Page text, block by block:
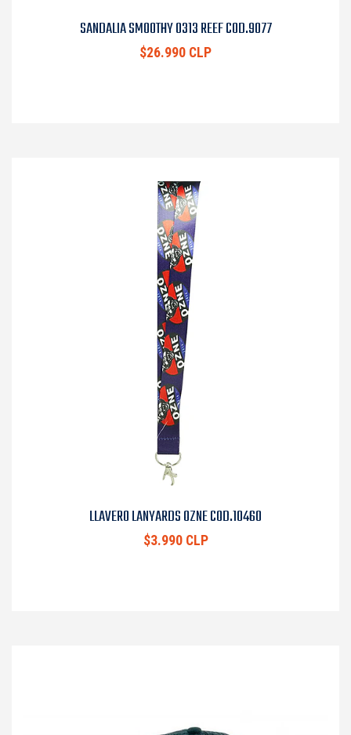
SANDALIA SMOOTHY 0313 REEF COD.9077
$26.990 CLP
LLAVERO LANYARDS OZNE COD.10460
$3.990 CLP